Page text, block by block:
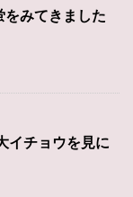
をみてきました
イチョウを見に